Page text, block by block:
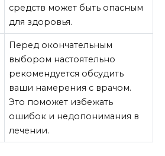
средств может быть опасным
для здоровья.
Перед окончательным
выбором настоятельно
рекомендуется обсудить
ваши намерения с врачом.
Это поможет избежать
ошибок и недопонимания в
лечении.